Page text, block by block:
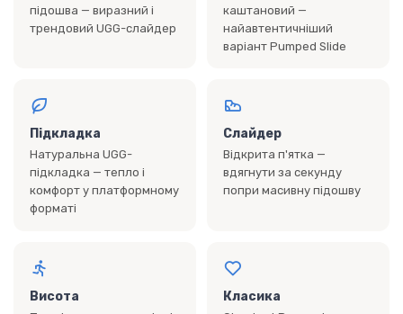
підошва — виразний і
трендовий UGG-слайдер
каштановий —
найавтентичніший
варіант Pumped Slide
Підкладка
Натуральна UGG-
підкладка — тепло і
комфорт у платформному
форматі
Слайдер
Відкрита п'ятка —
вдягнути за секунду
попри масивну підошву
Висота Класика